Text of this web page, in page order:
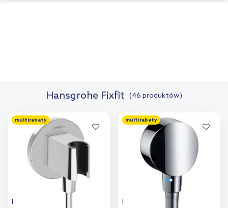
Hansgrohe Fixfit (46 produktów)
multirabaty
Hansgrohe FixFit S przyłącze
multirabaty
Hansgrohe Fixfit S przyłącze